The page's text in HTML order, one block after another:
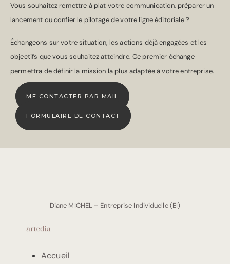
Vous souhaitez remettre à plat votre communication, préparer un
lancement ou confier le pilotage de votre ligne éditoriale ?
Échangeons sur votre situation, les actions déjà engagées et les
objectifs que vous souhaitez atteindre. Ce premier échange
permettra de définir la mission la plus adaptée à votre entreprise.
ME CONTACTER PAR MAIL
FORMULAIRE DE CONTACT
Diane MICHEL – Entreprise Individuelle (EI)
Accueil